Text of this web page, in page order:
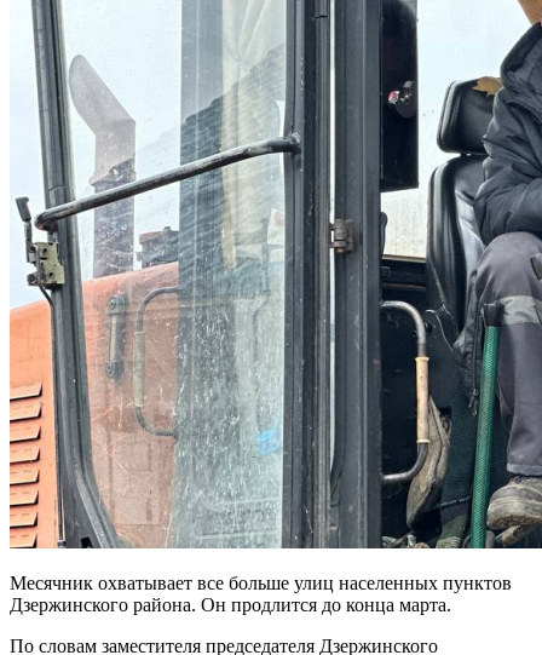
Месячник охватывает все больше улиц населенных пунктов
Дзержинского района. Он продлится до конца марта.
По словам заместителя председателя Дзержинского